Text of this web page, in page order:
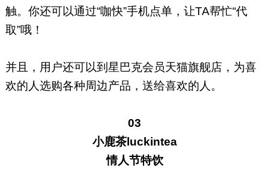
触。你还可以通过“咖快”手机点单，让TA帮忙“代
取”哦！
并且，用户还可以到星巴克会员天猫旗舰店，为喜
欢的人选购各种周边产品，送给喜欢的人。
03
小鹿茶luckintea
情人节特饮